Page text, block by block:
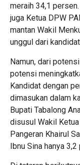
meraih 34,1
juga Ketua DPW
mantan Wakil
unggul dari
Namun, dari
potensi
Kandidat dengan
dimasukan dalam
Bupati Tabalong
disusul Wakil
Pangeran Khairul
Ibnu Sina hanya 3,2